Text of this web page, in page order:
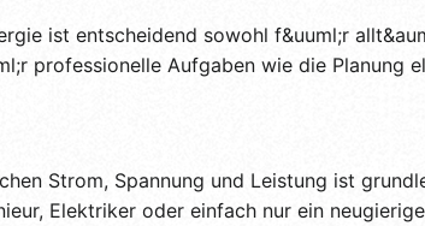
ist entscheidend sowohl f&uuml;r
professionelle Aufgaben wie die Planung
Strom, Spannung und Leistung ist
Elektriker oder einfach nur ein